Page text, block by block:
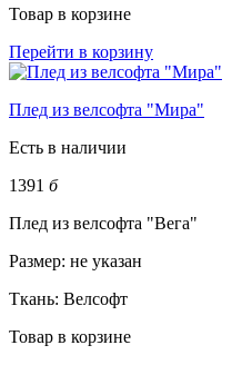
Товар в корзине
Перейти в корзину
Плед из велсофта "Мира"
Есть в наличии
1391 б
Плед из велсофта "Вега"
Размер: не указан
Ткань: Велсофт
Товар в корзине